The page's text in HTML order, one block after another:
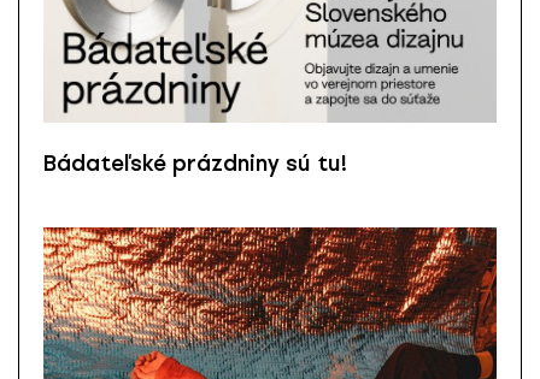
Bádateľské prázdniny sú tu!